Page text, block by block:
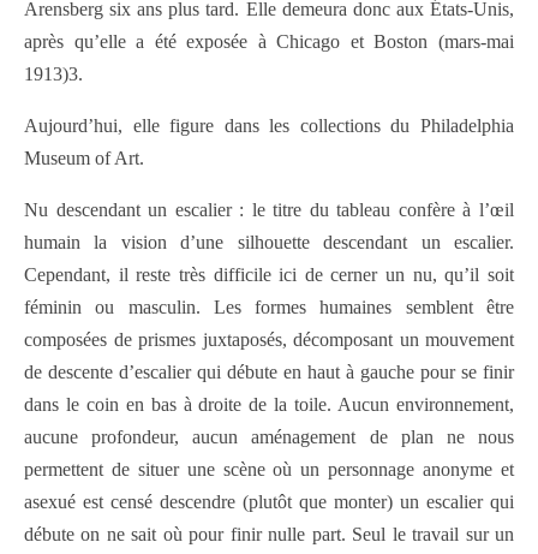
Arensberg six ans plus tard. Elle demeura donc aux États-Unis,
après qu’elle a été exposée à Chicago et Boston (mars-mai
1913)3.
Aujourd’hui, elle figure dans les collections du Philadelphia
Museum of Art.
Nu descendant un escalier : le titre du tableau confère à l’œil
humain la vision d’une silhouette descendant un escalier.
Cependant, il reste très difficile ici de cerner un nu, qu’il soit
féminin ou masculin. Les formes humaines semblent être
composées de prismes juxtaposés, décomposant un mouvement
de descente d’escalier qui débute en haut à gauche pour se finir
dans le coin en bas à droite de la toile. Aucun environnement,
aucune profondeur, aucun aménagement de plan ne nous
permettent de situer une scène où un personnage anonyme et
asexué est censé descendre (plutôt que monter) un escalier qui
débute on ne sait où pour finir nulle part. Seul le travail sur un